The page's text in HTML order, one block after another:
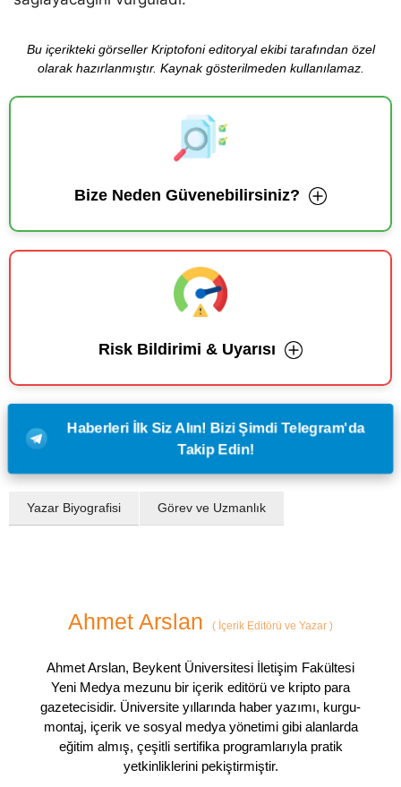
Bu içerikteki görseller Kriptofoni editoryal ekibi tarafından özel
olarak hazırlanmıştır. Kaynak gösterilmeden kullanılamaz.
Bize Neden Güvenebilirsiniz?
Risk Bildirimi & Uyarısı
Haberleri İlk Siz Alın! Bizi Şimdi Telegram'da
Takip Edin!
Yazar Biyografisi Görev ve Uzmanlık
Ahmet Arslan ( İçerik Editörü ve Yazar )
Ahmet Arslan, Beykent Üniversitesi İletişim Fakültesi
Yeni Medya mezunu bir içerik editörü ve kripto para
gazetecisidir. Üniversite yıllarında haber yazımı, kurgu-
montaj, içerik ve sosyal medya yönetimi gibi alanlarda
eğitim almış, çeşitli sertifika programlarıyla pratik
yetkinliklerini pekiştirmiştir.